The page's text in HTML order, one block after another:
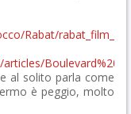
Rabat/
al solito parla come
è peggio, molto